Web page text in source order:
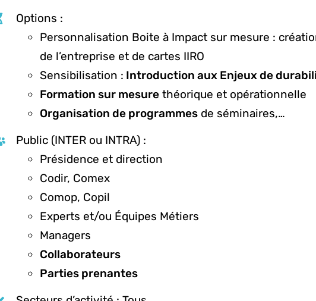
Options :
Personnalisation Boite à Impact sur mesure :
de l’entreprise et de cartes IIRO
Sensibilisation : Introduction aux Enjeux de
Formation sur mesurethéorique et opérationnelle
Organisation de programmesde séminaires,…
Public (INTER ou INTRA) :
Présidence et direction
Codir, Comex
Comop, Copil
Experts et/ou Équipes Métiers
Managers
Collaborateurs
Parties prenantes